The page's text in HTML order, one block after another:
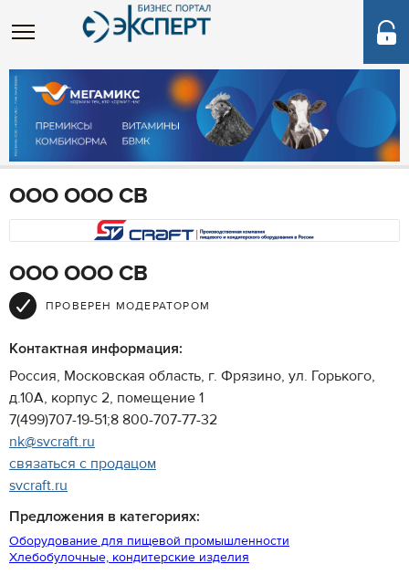
ООО ООО СВ
ООО ООО СВ
ПРОВЕРЕН МОДЕРАТОРОМ
Контактная информация:
Россия, Московская область, г. Фрязино, ул. Горького,
д.10А, корпус 2, помещение 1
7(499)707-19-51;8 800-707-77-32
nk@svcraft.ru
связаться с продацом
svcraft.ru
Предложения в категориях:
Оборудование для пищевой промышленности
Хлебобулочные, кондитерские изделия